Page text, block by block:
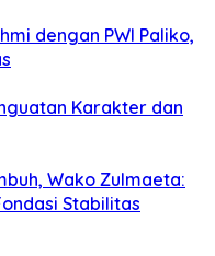
dengan PWI Paliko,
Karakter dan
Wako Zulmaeta:
Stabilitas